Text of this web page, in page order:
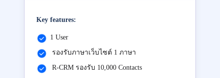
Key features:
1 User
รองรับภาษาเว็บไซต์ 1 ภาษา
R-CRM รองรับ 10,000 Contacts